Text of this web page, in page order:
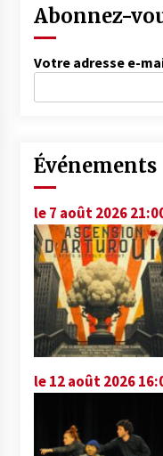
Abonnez-
Votre adresse e-
Événements
le 7 août 2026
le 12 août 2026